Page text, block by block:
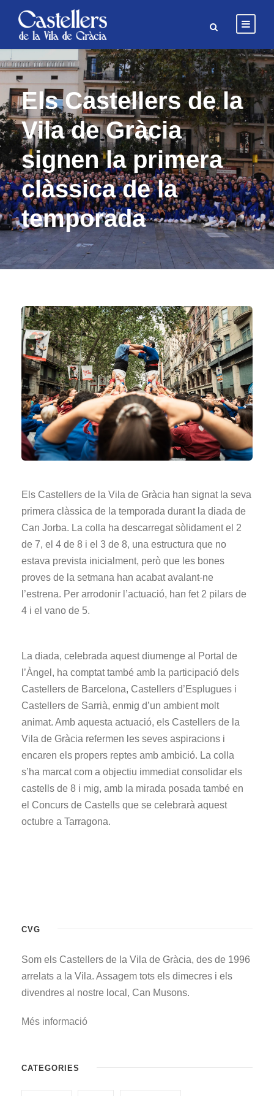
Els Castellers de la
Vila de Gràcia
signen la primera
clàssica de la
temporada
Els Castellers de la Vila de Gràcia han signat la seva
primera clàssica de la temporada durant la diada de
Can Jorba. La colla ha descarregat sòlidament el 2
de 7, el 4 de 8 i el 3 de 8, una estructura que no
estava prevista inicialment, però que les bones
proves de la setmana han acabat avalant-ne
l’estrena. Per arrodonir l’actuació, han fet 2 pilars de
4 i el vano de 5.
La diada, celebrada aquest diumenge al Portal de
l’Àngel, ha comptat també amb la participació dels
Castellers de Barcelona, Castellers d’Esplugues i
Castellers de Sarrià, enmig d’un ambient molt
animat. Amb aquesta actuació, els Castellers de la
Vila de Gràcia refermen les seves aspiracions i
encaren els propers reptes amb ambició. La colla
s’ha marcat com a objectiu immediat consolidar els
castells de 8 i mig, amb la mirada posada també en
el Concurs de Castells que se celebrarà aquest
octubre a Tarragona.
CVG
Som els Castellers de la Vila de Gràcia, des de 1996
arrelats a la Vila. Assagem tots els dimecres i els
divendres al nostre local, Can Musons.
Més informació
CATEGORIES